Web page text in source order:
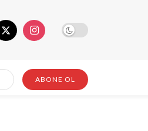
ABONE OL